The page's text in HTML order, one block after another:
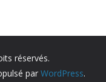
réservés.
par WordPress.